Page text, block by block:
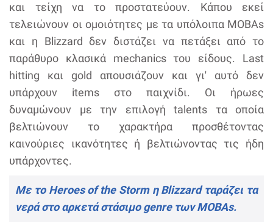
και τείχη να το προστατεύουν. Κάπου εκεί
τελειώνουν οι ομοιότητες με τα υπόλοιπα MOBAs
και η Blizzard δεν διστάζει να πετάξει από το
παράθυρο κλασικά mechanics του είδους. Last
hitting και gold απουσιάζουν και γι' αυτό δεν
υπάρχουν items στο παιχνίδι. Οι ήρωες
δυναμώνουν με την επιλογή talents τα οποία
βελτιώνουν το χαρακτήρα προσθέτοντας
καινούριες ικανότητες ή βελτιώνοντας τις ήδη
υπάρχοντες.
Με το Heroes of the Storm η Blizzard ταράζει τα
νερά στο αρκετά στάσιμο genre των MOBAs.